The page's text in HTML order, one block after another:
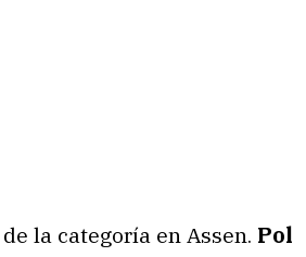
la categoría en Assen. Pol